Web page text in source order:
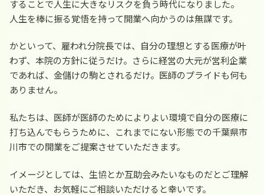
することで人生に大きなリスクを負う時代になりました。
人生を棒に振る覚悟を持って開業へ向かうのは無謀です。
かといって、雇われ分院長では、自分の理想とする医療が叶
わず、本院の方針に従うだけ。さらに経営の大元が営利企業
であれば、金儲けの駒とされるだけ。医師のプライドも何も
ありません。
私たちは、医師が医師のためによりよい環境で自分の医療に
打ち込んでもらうために、これまでにない形態での千葉県市
川市での開業をご提案させていただきます。
イメージとしては、生協とか互助会みたいなものだとご理解
いただき、お気軽にご相談いただけると幸いです。